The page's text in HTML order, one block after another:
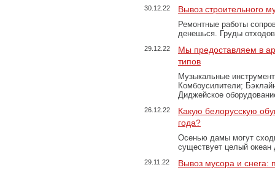
30.12.22 Вывоз строительного
Ремонтные работы
денешься. Груды
29.12.22
Мы предоставляем в
типов
Музыкальные
Комбоусилители;
Диджейское
26.12.22
Какую белорусскую
года?
Осенью дамы могут
существует целый
29.11.22 Вывоз мусора и